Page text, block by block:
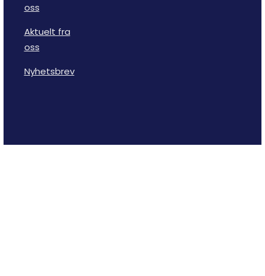
oss
Aktuelt fra
oss
Nyhetsbrev